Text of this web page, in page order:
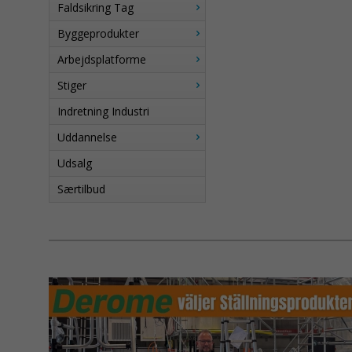
Faldsikring Tag
Byggeprodukter
Arbejdsplatforme
Stiger
Indretning Industri
Uddannelse
Udsalg
Særtilbud